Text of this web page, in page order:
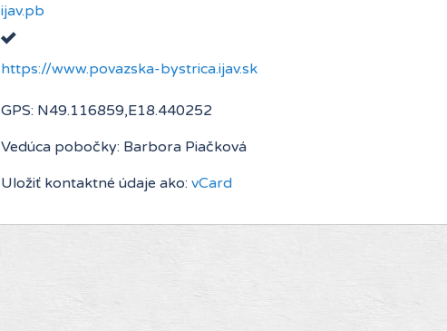
ijav.pb
https://www.povazska-bystrica.ijav.sk
GPS: N49.116859,E18.440252
Vedúca pobočky: Barbora Piačková
Uložiť kontaktné údaje ako: vCard